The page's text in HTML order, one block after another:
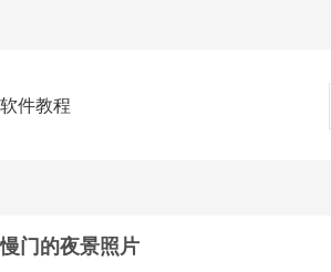
软件教程
门的夜景照片